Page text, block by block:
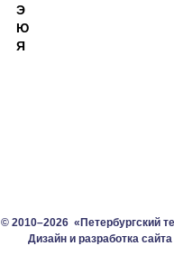
Э
Ю
Я
© 2010–2026 «Петербургский
Дизайн и разработка